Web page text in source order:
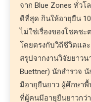
จาก Blue Zones ทั่วโ
ดีที่สุด กินให้อายุยืน
ไม่ใช่เรื่องของโชคชะ
โดยตรงกับวิถีชีวิตแล
สรุปจากงานวิจัยยาว
Buettner) นักสำรวจ
มีอายุยืนยาว ผู้ศึกษาพื้
ที่ผู้คนมีอายุยืนยาวกว่